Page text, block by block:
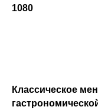
1080
Классическое